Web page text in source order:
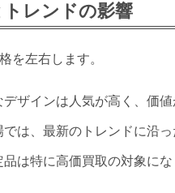
レンドの影響
を左右します。
ザインは人気が高く、価値
は、最新のトレンドに沿っ
は特に高価買取の対象にな